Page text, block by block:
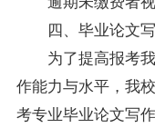
四、毕业论文
为了提高报考
作能力与水平，我
考专业毕业论文写